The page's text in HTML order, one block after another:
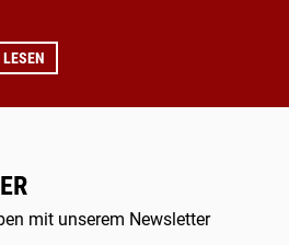
mit unserem Newsletter